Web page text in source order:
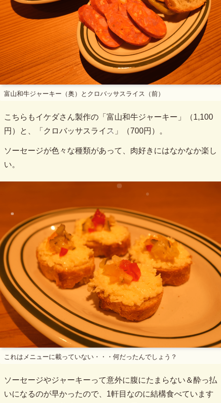
富山和牛ジャーキー（奥）とクロバッサスライス（前）
こちらもイケダさん製作の「富山和牛ジャーキー」（1,100
円）と、「クロバッサスライス」（700円）。
ソーセージが色々な種類があって、肉好きにはなかなか楽し
い。
これはメニューに載っていない・・・何だったんでしょう？
ソーセージやジャーキーって意外に腹にたまらない＆酔っ払
いになるのが早かったので、1軒目なのに結構食べています